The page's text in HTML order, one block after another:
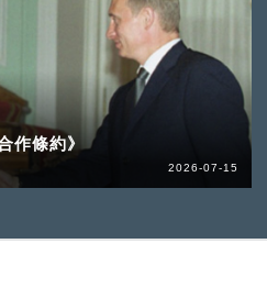
作條約》
2026-07-15